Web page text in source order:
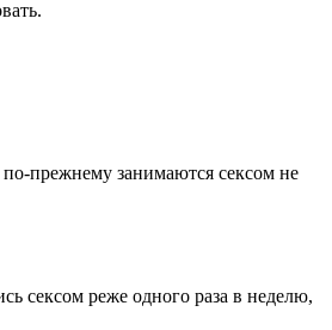
прежнему занимаются сексом не
сексом реже одного раза в неделю,